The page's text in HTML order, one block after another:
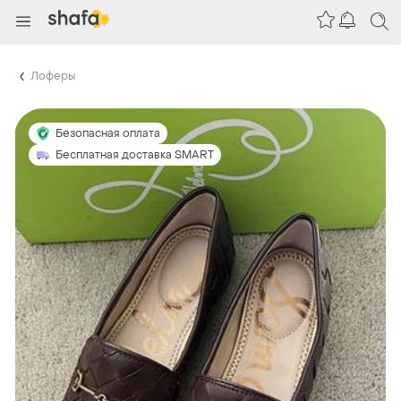
Лоферы
Безопасная оплата
Бесплатная доставка SMART